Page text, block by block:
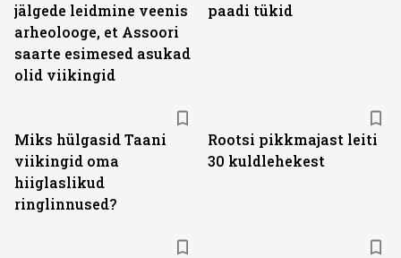
jälgede leidmine veenis
arheolooge, et Assoori
saarte esimesed asukad
olid viikingid
paadi tükid
Miks hülgasid Taani
viikingid oma
hiiglaslikud
ringlinnused?
Rootsi pikkmajast leiti
30 kuldlehekest